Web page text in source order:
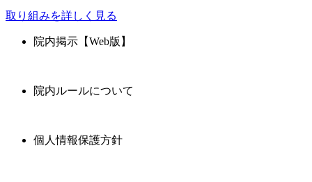
取り組みを詳しく見る
院内掲示【Web版】
院内ルールについて
個人情報保護方針